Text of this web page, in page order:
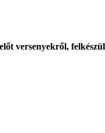
versenyekről,